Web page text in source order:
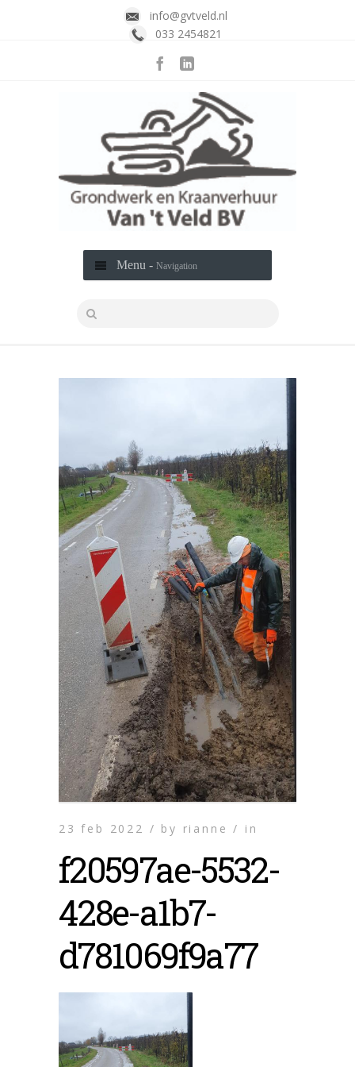
info@gvtveld.nl
033 2454821
Menu - Navigation
23 feb 2022 / by rianne / in
f20597ae-5532-
428e-a1b7-
d781069f9a77